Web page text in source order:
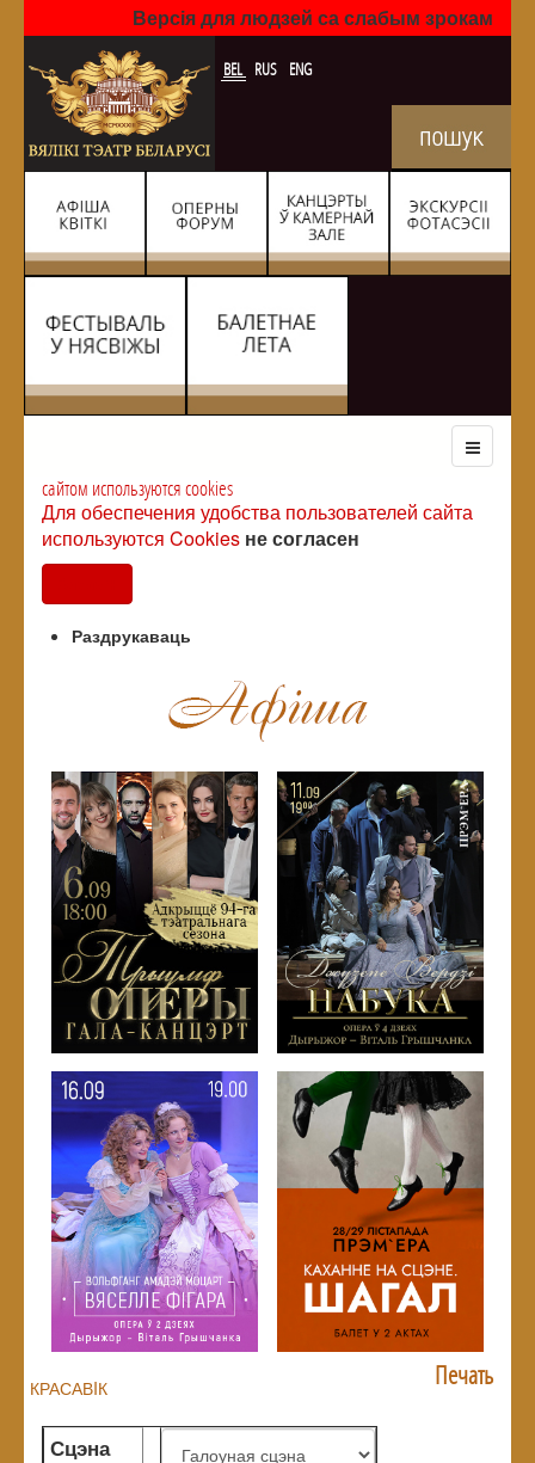
Версія для людзей са слабым зрокам
BEL RUS ENG
сайтом используются cookies
Для обеспечения удобства пользователей сайта
используются Cookies не согласен
Раздрукаваць
КРАСАВIК
Сцэна
Печать